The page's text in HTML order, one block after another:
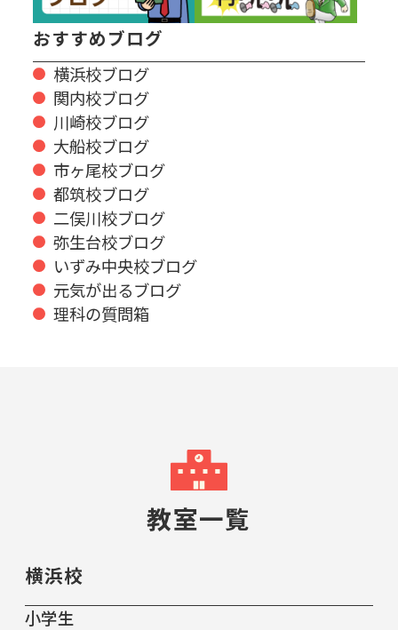
おすすめブログ
横浜校ブログ
関内校ブログ
川崎校ブログ
大船校ブログ
市ヶ尾校ブログ
都筑校ブログ
二俣川校ブログ
弥生台校ブログ
いずみ中央校ブログ
元気が出るブログ
理科の質問箱
教室一覧
横浜校
小学生